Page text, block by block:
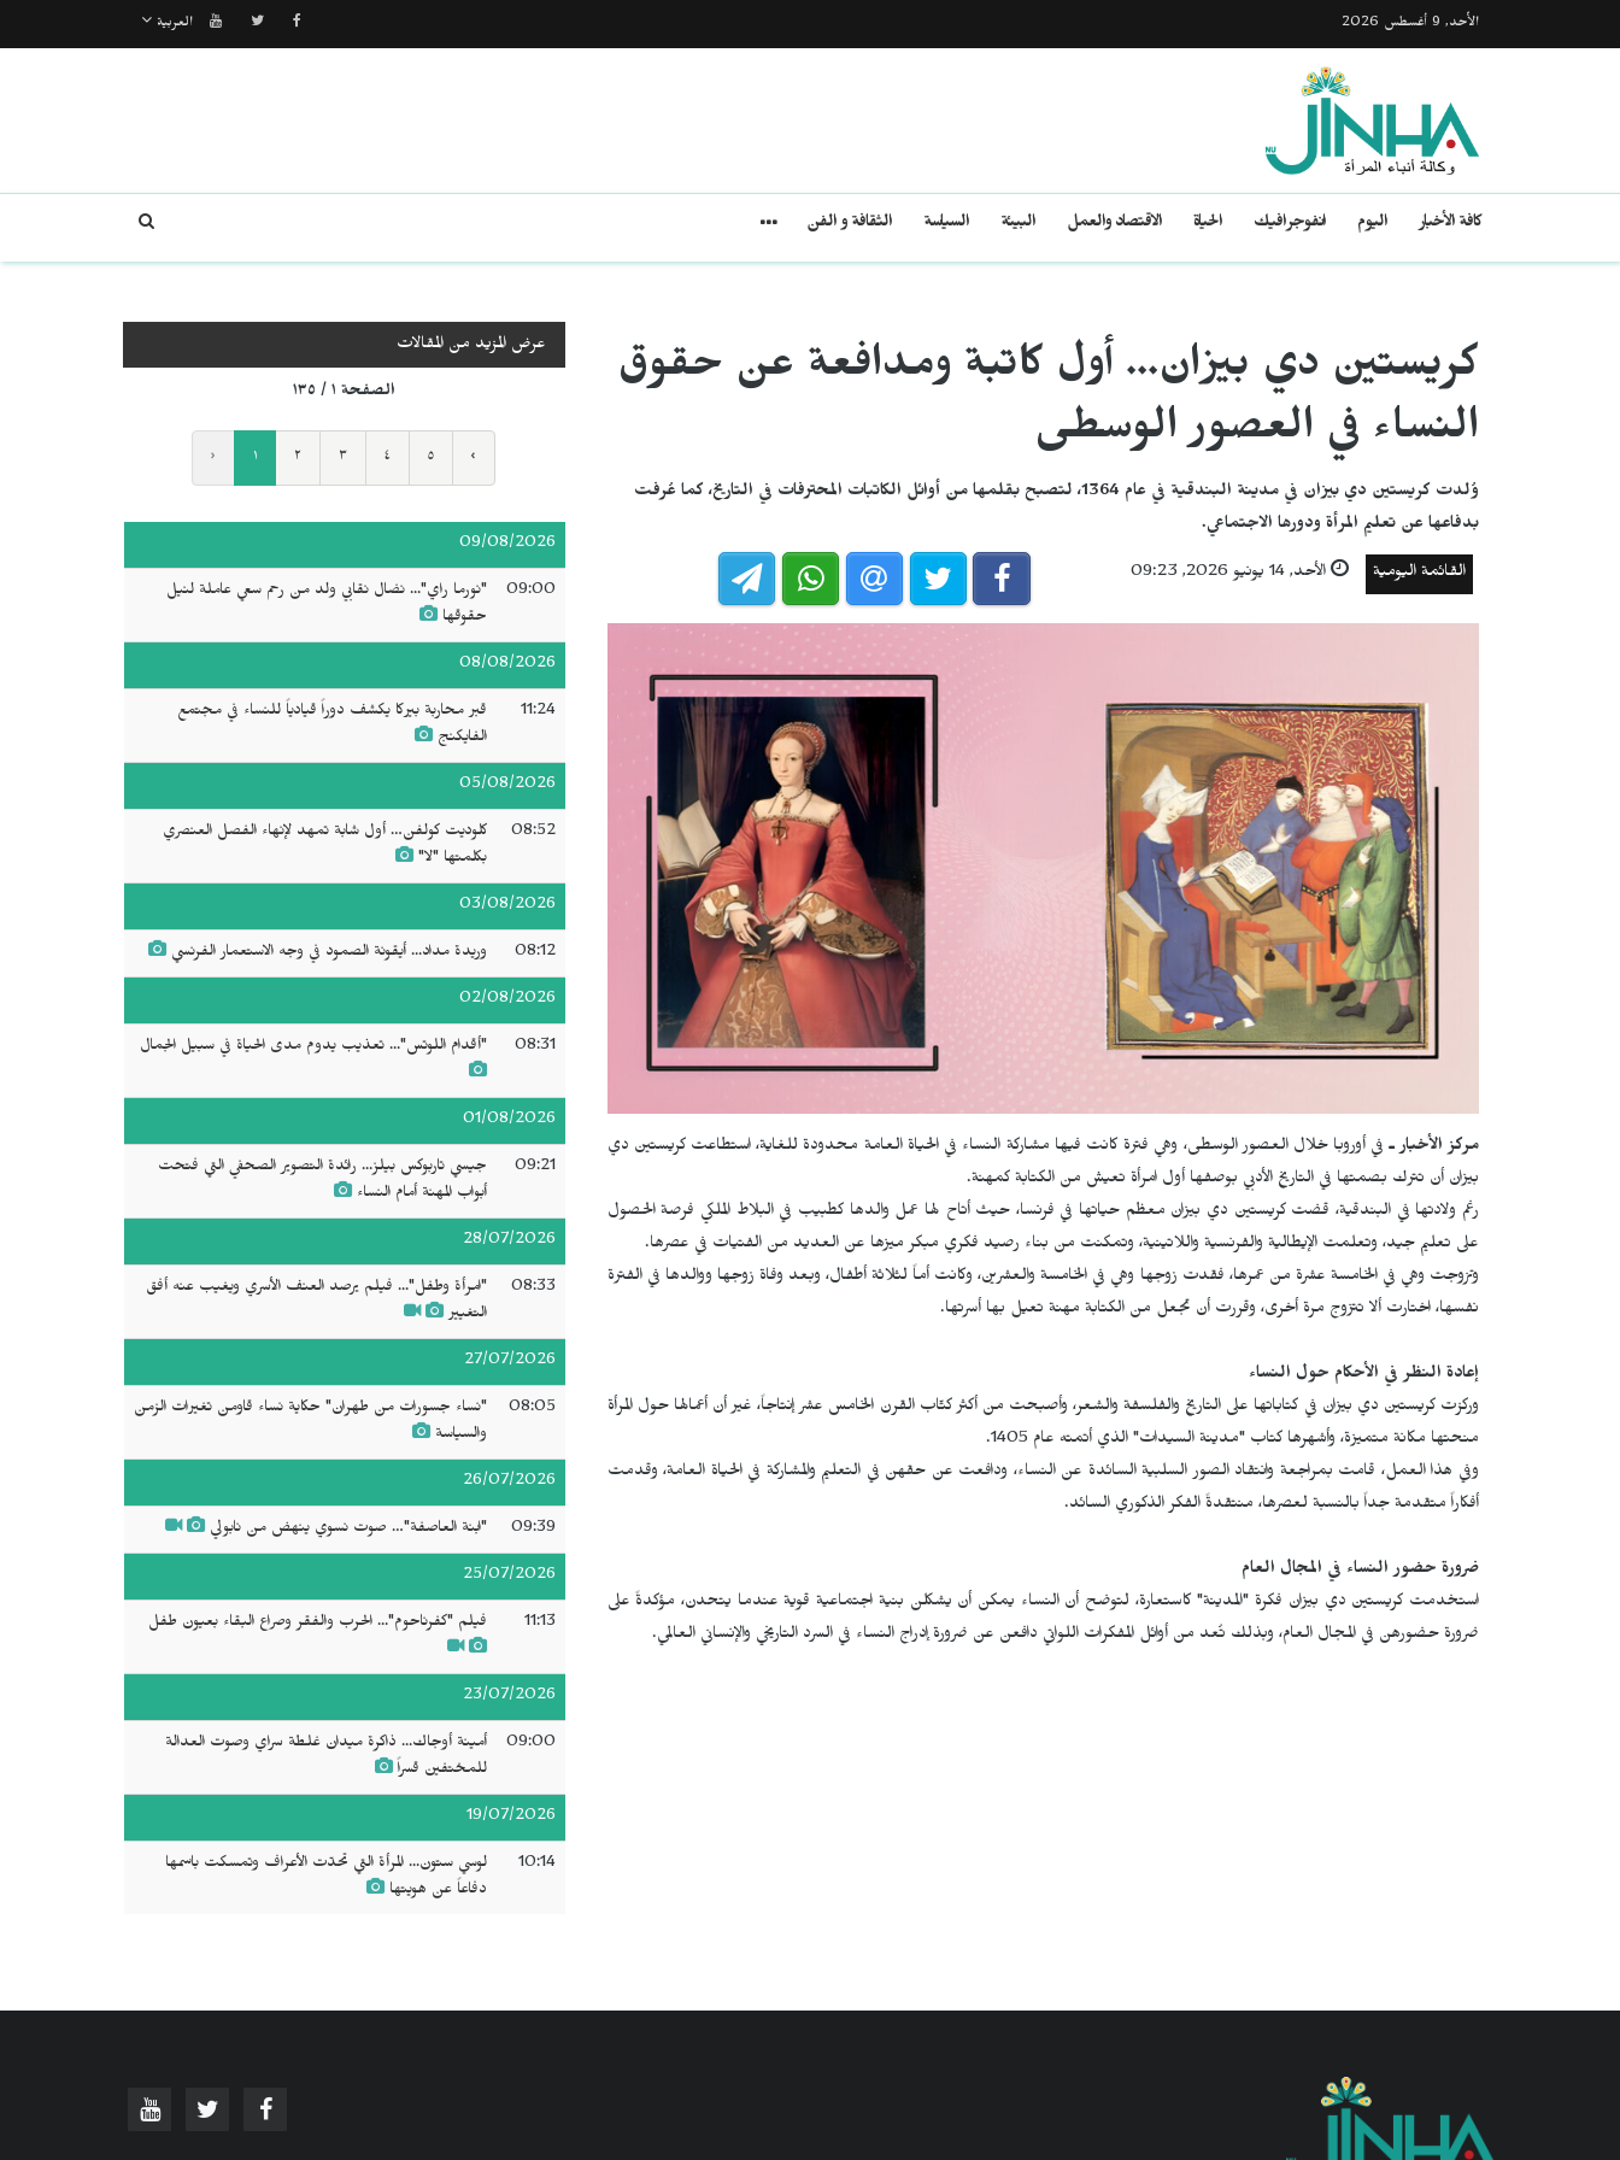
الأحد, 9 أغسطس 2026 العربية
كافة الأخبار اليوم انفوجرافيك الحياة الاقتصاد والعمل البيئة السياسة الثقافة و الفن
كريستين دي بيزان... أول كاتبة ومدافعة عن حقوق
النساء في العصور الوسطى
وُلدت كريستين دي بيزان في مدينة البندقية في عام 1364، لتصبح بقلمها من أوائل الكاتبات المحترفات في التاريخ، كما عُرفت
بدفاعها عن تعليم المرأة ودورها الاجتماعي.
القائمة اليومية الأحد, 14 يونيو 2026, 09:23
مركز الأخبار ـفي أوروبا خلال العصور الوسطى، وهي فترة كانت فيها مشاركة النساء في الحياة العامة محدودة للغاية، استطاعت كريستين دي
بيزان أن تترك بصمتها في التاريخ الأدبي بوصفها أول امرأة تعيش من الكتابة كمهنة.
رغم ولادتها في البندقية، قضت كريستين دي بيزان معظم حياتها في فرنسا، حيث أتاح لها عمل والدها كطبيب في البلاط الملكي فرصة الحصول
على تعليم جيد، وتعلمت الإيطالية والفرنسية واللاتينية، وتمكنت من بناء رصيد فكري مبكر ميزها عن العديد من الفتيات في عصرها.
وتزوجت وهي في الخامسة عشرة من عمرها، فقدت زوجها وهي في الخامسة والعشرين، وكانت أماً لثلاثة أطفال، وبعد وفاة زوجها ووالدها في الفترة
نفسها، اختارت ألا تتزوج مرة أخرى، وقررت أن تجعل من الكتابة مهنة تعيل بها أسرتها.
إعادة النظر في الأحكام حول النساء
وركزت كريستين دي بيزان في كتاباتها على التاريخ والفلسفة والشعر، وأصبحت من أكثر كتّاب القرن الخامس عشر إنتاجاً، غير أن أعمالها حول المرأة
منحتها مكانة متميزة، وأشهرها كتاب "مدينة السيدات" الذي أتمته عام 1405.
وفي هذا العمل، قامت بمراجعة وانتقاد الصور السلبية السائدة عن النساء، ودافعت عن حقهن في التعليم والمشاركة في الحياة العامة، وقدمت
أفكاراً متقدمة جداً بالنسبة لعصرها، منتقدةً الفكر الذكوري السائد.
ضرورة حضور النساء في المجال العام
استخدمت كريستين دي بيزان فكرة "المدينة" كاستعارة، لتوضح أن النساء يمكن أن يشكلن بنية اجتماعية قوية عندما يتحدن، مؤكدةً على
ضرورة حضورهن في المجال العام، وبذلك تُعد من أوائل المفكرات اللواتي دافعن عن ضرورة إدراج النساء في السرد التاريخي والإنساني العالمي.
عرض المزيد من المقالات
الصفحة ١ / ١٣٥
‹ ١ ٢ ٣ ٤ ٥ ›
09/08/2026
09:00
"نورما راي"... نضال نقابي ولد من رحم سعي عاملة لنيل
حقوقها
08/08/2026
11:24
قبر محاربة بيركا يكشف دوراً قيادياً للنساء في مجتمع
الفايكنج
05/08/2026
08:52
كلوديت كولفن… أول شابة تمهد لإنهاء الفصل العنصري
بكلمتها "لا"
03/08/2026
08:12 وريدة مداد... أيقونة الصمود في وجه الاستعمار الفرنسي
02/08/2026
08:31 "أقدام اللوتس"... تعذيب يدوم مدى الحياة في سبيل الجمال
01/08/2026
09:21
جيسي تاربوكس بيلز... رائدة التصوير الصحفي التي فتحت
أبواب المهنة أمام النساء
28/07/2026
08:33
"امرأة وطفل"... فيلم يرصد العنف الأسري ويغيب عنه أفق
التغيير
27/07/2026
08:05
"نساء جسورات من طهران" حكاية نساء قاومن تغيرات الزمن
والسياسة
26/07/2026
09:39 "ابنة العاصفة"… صوت نسوي ينهض من نابولي
25/07/2026
11:13 فيلم "كفرناحوم"... الحرب والفقر وصراع البقاء بعيون طفل
23/07/2026
09:00
أمينة أوجاك... ذاكرة ميدان غلطة سراي وصوت العدالة
للمختفين قسراً
19/07/2026
10:14
لوسي ستون... المرأة التي تحدّت الأعراف وتمسكت باسمها
دفاعاً عن هويتها